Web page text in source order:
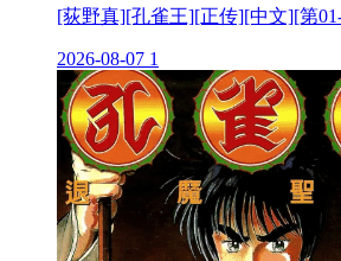
[荻野真][孔雀王][正传][中文][第
2026-08-07 1